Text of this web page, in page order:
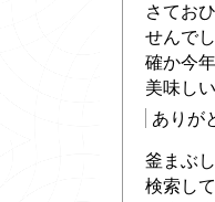
さてお
せんでし
確か今
美味し
ありが
釜まぶ
検索し